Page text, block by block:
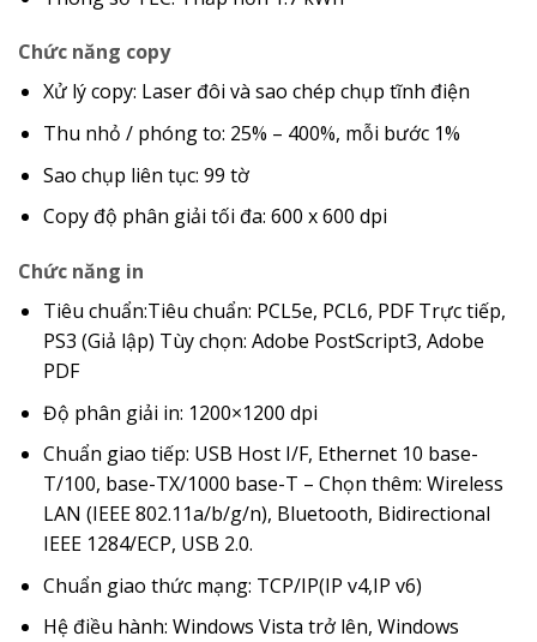
Chức năng copy
Xử lý copy: Laser đôi và sao chép chụp tĩnh điện
Thu nhỏ / phóng to: 25% – 400%, mỗi bước 1%
Sao chụp liên tục: 99 tờ
Copy độ phân giải tối đa: 600 x 600 dpi
Chức năng in
Tiêu chuẩn:Tiêu chuẩn: PCL5e, PCL6, PDF Trực tiếp,
PS3 (Giả lập) Tùy chọn: Adobe PostScript3, Adobe
PDF
Độ phân giải in: 1200×1200 dpi
Chuẩn giao tiếp: USB Host I/F, Ethernet 10 base-
T/100, base-TX/1000 base-T – Chọn thêm: Wireless
LAN (IEEE 802.11a/b/g/n), Bluetooth, Bidirectional
IEEE 1284/ECP, USB 2.0.
Chuẩn giao thức mạng: TCP/IP(IP v4,IP v6)
Hệ điều hành: Windows Vista trở lên, Windows